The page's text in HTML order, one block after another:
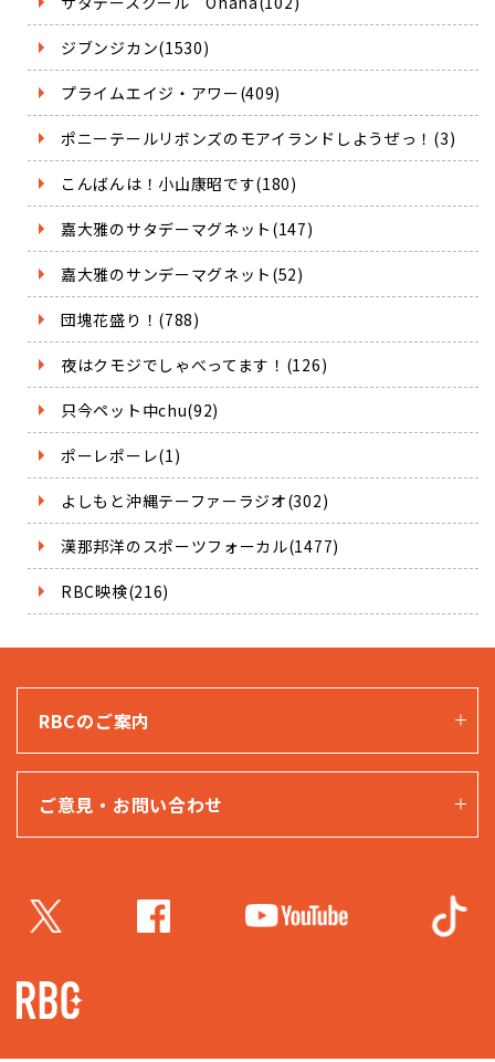
ジブンジカン(1530)
プライムエイジ・アワー(409)
ポニーテールリボンズのモアイランドしようぜっ！(3)
こんばんは！小山康昭です(180)
嘉大雅のサタデーマグネット(147)
嘉大雅のサンデーマグネット(52)
団塊花盛り！(788)
夜はクモジでしゃべってます！(126)
只今ペット中chu(92)
ポーレポーレ(1)
よしもと沖縄テーファーラジオ(302)
漢那邦洋のスポーツフォーカル(1477)
RBC映検(216)
RBCのご案内
ご意見・お問い合わせ